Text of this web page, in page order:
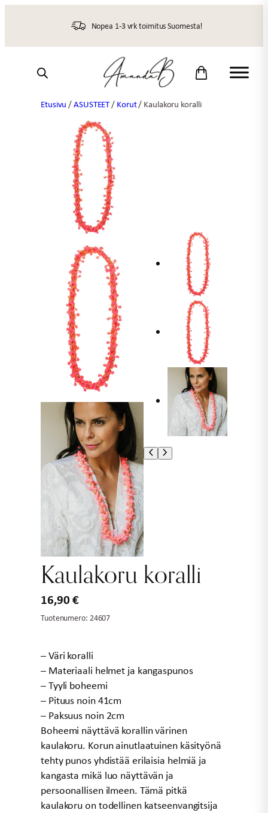
Nopea 1-3 vrk toimitus Suomesta!
Etusivu /ASUSTEET/ Korut/ Kaulakoru koralli
Kaulakoru koralli
16,90€
Tuotenumero: 24607
– Väri koralli
– Materiaali helmet ja kangaspunos
– Tyyli boheemi
– Pituus noin 41cm
– Paksuus noin 2cm
Boheemi näyttävä korallin värinen
kaulakoru. Korun ainutlaatuinen käsityönä
tehty punos yhdistää erilaisia helmiä ja
kangasta mikä luo näyttävän ja
persoonallisen ilmeen. Tämä pitkä
kaulakoru on todellinen katseenvangitsija